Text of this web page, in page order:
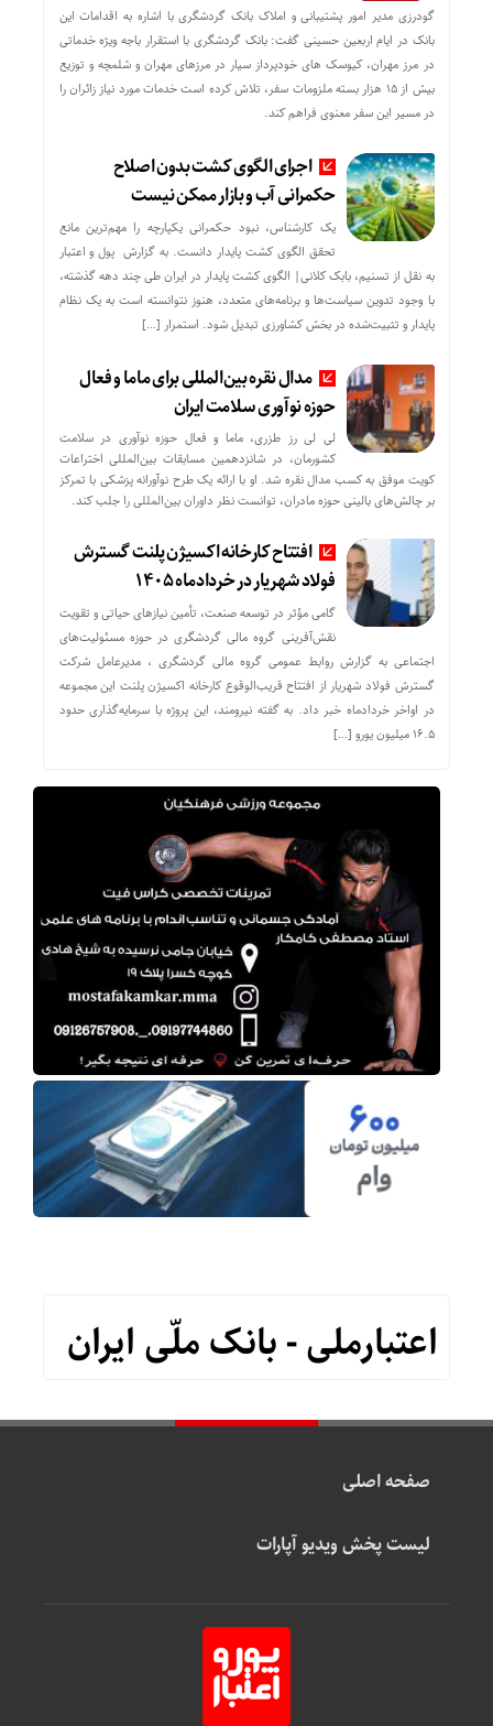
گودرزی مدیر امور پشتیبانی و املاک بانک گردشگری با اشاره به اقدامات این
بانک در ایام اربعین حسینی گفت: بانک گردشگری با استقرار باجه ویژه خدماتی
در مرز مهران، کیوسک های خودپرداز سیار در مرزهای مهران و شلمچه و توزیع
بیش از ۱۵ هزار بسته ملزومات سفر، تلاش کرده است خدمات مورد نیاز زائران را
در مسیر این سفر معنوی فراهم کند.
اجرای الگوی کشت بدون اصلاح
حکمرانی آب و بازار ممکن نیست
یک کارشناس، نبود حکمرانی یکپارچه را مهم‌ترین مانع
تحقق الگوی کشت پایدار دانست. به گزارش پول و اعتبار
به نقل از تسنیم، بابک کلانی| الگوی کشت پایدار در ایران طی چند دهه گذشته،
با وجود تدوین سیاست‌ها و برنامه‌های متعدد، هنوز نتوانسته است به یک نظام
پایدار و تثبیت‌شده در بخش کشاورزی تبدیل شود. استمرار […]
مدال نقره بین‌المللی برای ماما و فعال
حوزه نوآوری سلامت ایران
لی لی رز طزری، ماما و فعال حوزه نوآوری در سلامت
کشورمان، در شانزدهمین مسابقات بین‌المللی اختراعات
کویت موفق به کسب مدال نقره شد. او با ارائه یک طرح نوآورانه پزشکی با تمرکز
بر چالش‌های بالینی حوزه مادران، توانست نظر داوران بین‌المللی را جلب کند.
افتتاح کارخانه اکسیژن پلنت گسترش
فولاد شهریار در خردادماه ۱۴۰۵
گامی مؤثر در توسعه صنعت، تأمین نیازهای حیاتی و تقویت
نقش‌آفرینی گروه مالی گردشگری در حوزه مسئولیت‌های
اجتماعی به گزارش روابط عمومی گروه مالی گردشگری ، مدیرعامل شرکت
گسترش فولاد شهریار از افتتاح قریب‌الوقوع کارخانه اکسیژن پلنت این مجموعه
در اواخر خردادماه خبر داد. به گفته نیرومند، این پروژه با سرمایه‌گذاری حدود
۱۶.۵ میلیون یورو […]
اعتبارملی - بانک ملّی ایران
صفحه اصلی
لیست پخش ویدیو آپارات